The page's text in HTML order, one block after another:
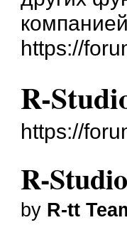
https://
R-
https://
R-
by R-tt